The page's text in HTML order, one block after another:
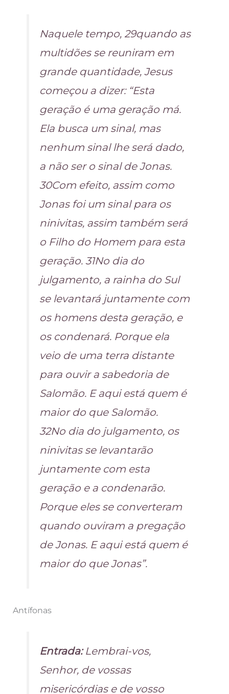
Naquele tempo, 29quando as
multidões se reuniram em
grande quantidade, Jesus
começou a dizer: “Esta
geração é uma geração má.
Ela busca um sinal, mas
nenhum sinal lhe será dado,
a não ser o sinal de Jonas.
30Com efeito, assim como
Jonas foi um sinal para os
ninivitas, assim também será
o Filho do Homem para esta
geração. 31No dia do
julgamento, a rainha do Sul
se levantará juntamente com
os homens desta geração, e
os condenará. Porque ela
veio de uma terra distante
para ouvir a sabedoria de
Salomão. E aqui está quem é
maior do que Salomão.
32No dia do julgamento, os
ninivitas se levantarão
juntamente com esta
geração e a condenarão.
Porque eles se converteram
quando ouviram a pregação
de Jonas. E aqui está quem é
maior do que Jonas”.
Antífonas
Entrada:Lembrai-vos,
Senhor, de vossas
misericórdias e de vosso